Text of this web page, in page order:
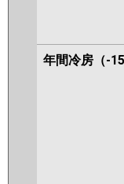
年間冷房（-